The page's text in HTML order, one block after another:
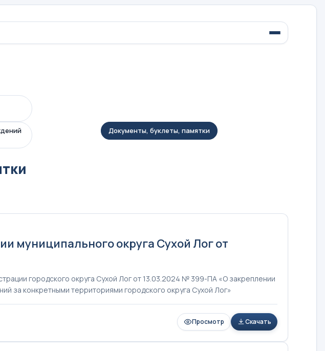
Документы, буклеты, памятки
муниципального округа Сухой Лог от
городского округа Сухой Лог от 13.03.2024 № 399-ПА «О закреплении
за конкретными территориями городского округа Сухой Лог»
Просмотр Скачать